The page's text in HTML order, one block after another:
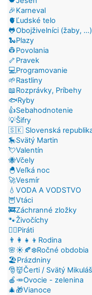
🎉Karneval
🫀Ľudské telo
🐸Obojživelníci (žaby, ...)
🐍Plazy
👷Povolania
🦴Pravek
💻Programovanie
🌱Rastliny
📖Rozprávky, Príbehy
🐟Ryby
👍Sebahodnotenie
💡Šifry
🇸🇰 Slovenská
🎠Svätý Martin
💘Valentín
🐝Včely
🐣Veľká noc
🚀Vesmír
💧VODA A VODSTVO
🦉Vtáci
🚒Záchranné zložky
🐾Živočíchy
🏴‍☠️Piráti
👨‍👩‍👧‍👦Rodina
🌸☀️🍂❄️Ročné obdobia
🏖️Prázdniny
🎅👹Čerti / Svätý Mikuláš
🍎🥕Ovocie - zelenina
🎄🎁Vianoce